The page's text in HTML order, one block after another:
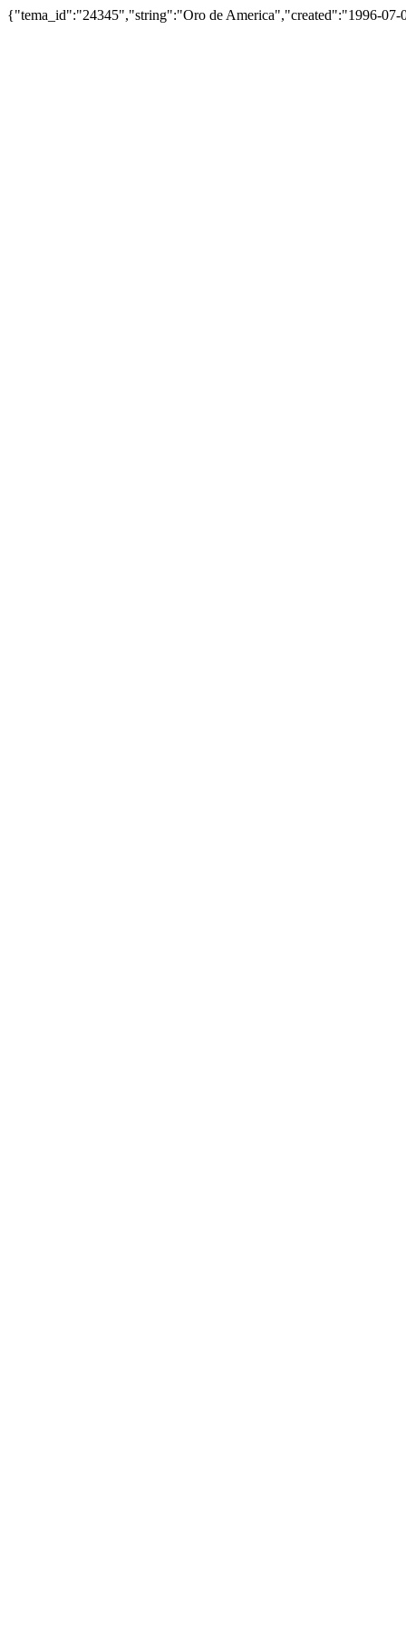
{"tema_id":"24345","string":"Oro de America","created":"1996-